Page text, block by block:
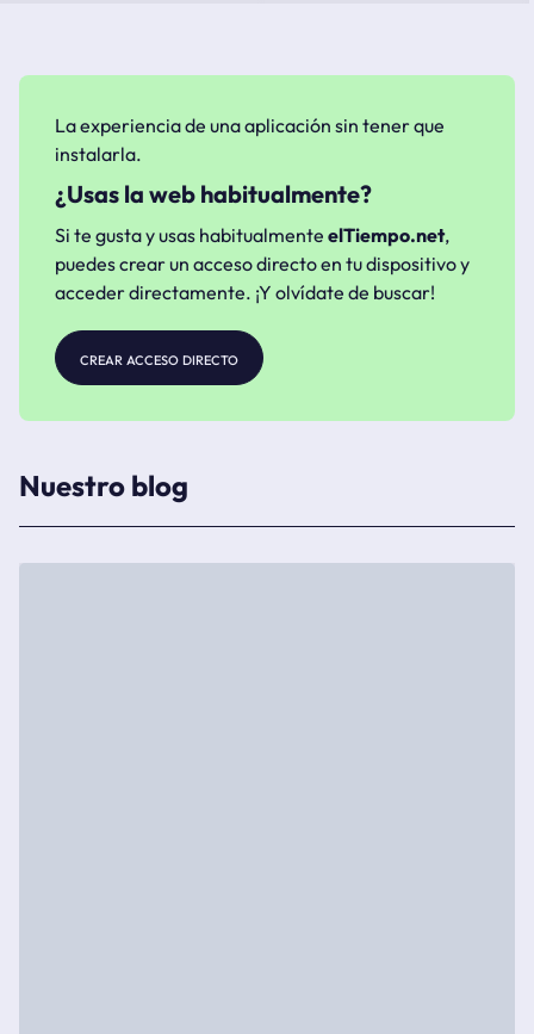
La experiencia de una aplicación sin tener que
instalarla.
¿Usas la web habitualmente?
Si te gusta y usas habitualmente elTiempo.net,
puedes crear un acceso directo en tu dispositivo y
acceder directamente. ¡Y olvídate de buscar!
crear acceso directo
Nuestro blog